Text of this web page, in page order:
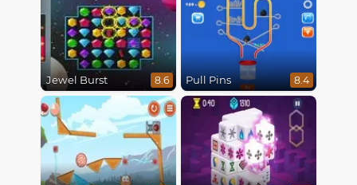
Jewel Burst 8.6 Pull Pins 8.4